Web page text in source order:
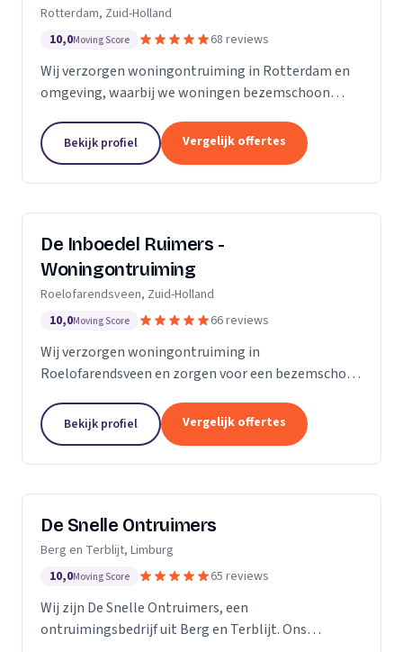
Rotterdam, Zuid-Holland
10,0Moving Score 68 reviews
Wij verzorgen woningontruiming in Rotterdam en
omgeving, waarbij we woningen bezemschoon
Bekijk profiel Vergelijk offertes
De Inboedel Ruimers -
Woningontruiming
Roelofarendsveen, Zuid-Holland
10,0Moving Score 66 reviews
Wij verzorgen woningontruiming in
Roelofarendsveen en zorgen voor een bezemschoon
Bekijk profiel Vergelijk offertes
De Snelle Ontruimers
Berg en Terblijt, Limburg
10,0Moving Score 65 reviews
Wij zijn De Snelle Ontruimers, een
ontruimingsbedrijf uit Berg en Terblijt. Ons